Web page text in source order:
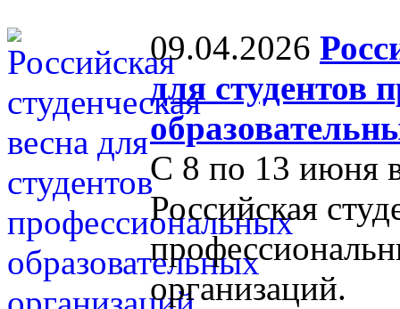
09.04.2026
для студентов
С 8 по 13 июня
Российская
организаций.